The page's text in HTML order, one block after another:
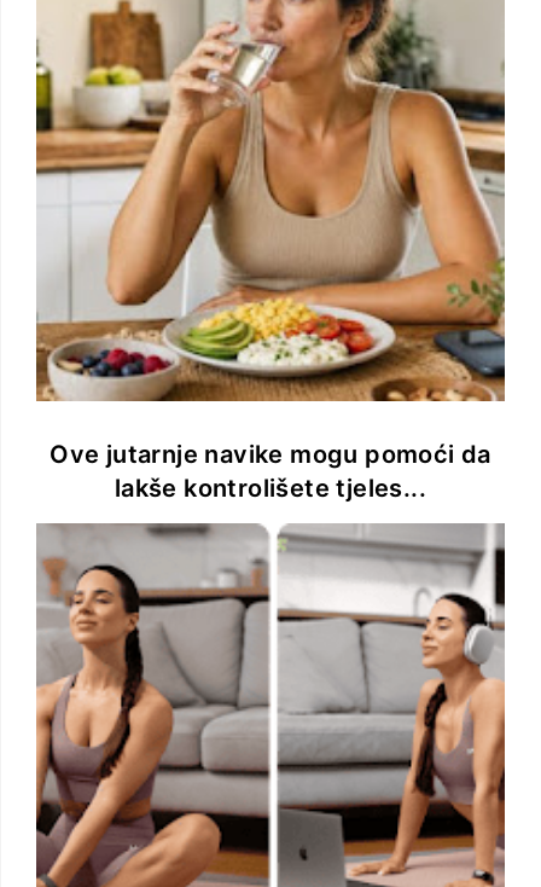
Ove jutarnje navike mogu pomoći da
lakše kontrolišete tjeles...